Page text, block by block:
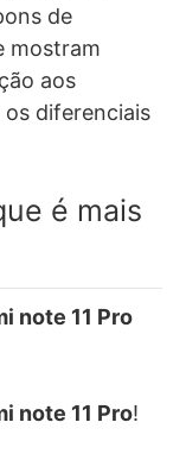
de
mostram
aos
diferenciais
é mais
note 11 Pro
note 11 Pro!